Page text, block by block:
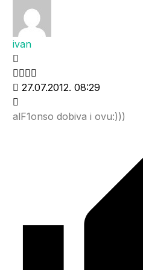
ivan
27.07.2012. 08:29
alF1onso dobiva i ovu:)))